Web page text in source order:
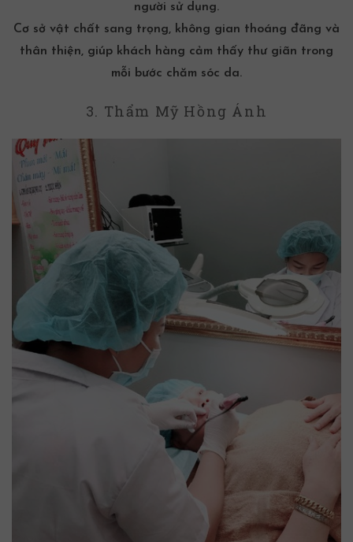
người sử dụng.
Cơ sở vật chất sang trọng, không gian thoáng đãng và
thân thiện, giúp khách hàng cảm thấy thư giãn trong
mỗi bước chăm sóc da.
3. Thẩm Mỹ Hồng Ánh